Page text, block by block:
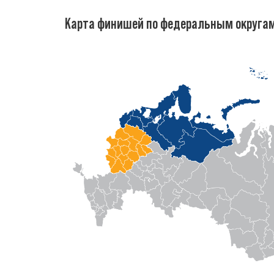
Карта финишей по федеральным